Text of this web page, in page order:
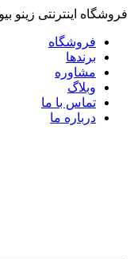
فروشگاه اینترنتی زینو
فروشگاه
برندها
مشاوره
وبلاگ
تماس با ما
درباره ما